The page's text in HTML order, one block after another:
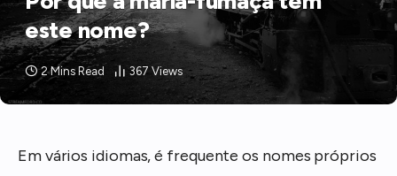
este nome?
2 Mins Read 367 Views
Em vários idiomas, é frequente os nomes próprios